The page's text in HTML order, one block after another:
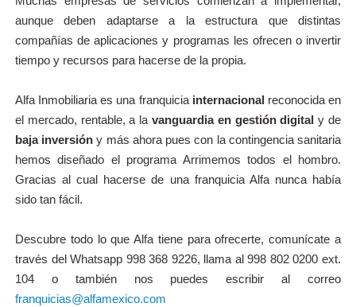
aunque deben adaptarse a la estructura que distintas
compañías de aplicaciones y programas les ofrecen o invertir
tiempo y recursos para hacerse de la propia.
Alfa Inmobiliaria es una franquiciainternacional reconocida en
el mercado, rentable, a la vanguardia en gestión digital y de
baja inversión y más ahora pues con la contingencia sanitaria
hemos diseñado el programa Arrimemos todos el hombro.
Gracias al cual hacerse de una franquicia Alfa nunca había
sido tan fácil.
Descubre todo lo que Alfa tiene para ofrecerte, comunícate a
través del Whatsapp 998 368 9226, llama al 998 802 0200 ext.
104 o también nos puedes escribir al correo
franquicias@alfamexico.com